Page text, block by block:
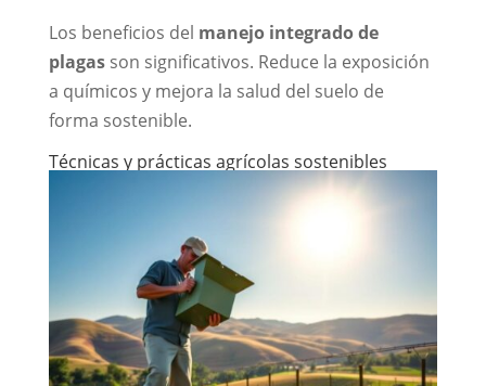
Los beneficios del manejo integrado de
plagasson significativos. Reduce la exposición
a químicos y mejora la salud del suelo de
forma sostenible.
Técnicas y prácticas agrícolas sostenibles